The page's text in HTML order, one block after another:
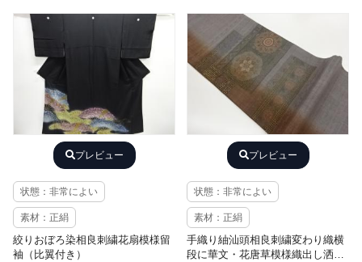
プレビュー
状態：非常によい
素材：正絹
絞りおぼろ染相良刺繍花扇模様留
袖（比翼付き）
プレビュー
状態：非常によい
素材：正絹
手織り紬汕頭相良刺繍変わり織横
段に華文・花唐草模様織出し洒落